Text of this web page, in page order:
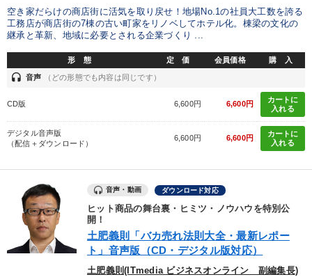
空き家だらけの商店街に活気を取り戻せ！地場No.1の社員大工数を誇る
工務店が商店街の7棟の古い町家をリノベしてホテル化。棟梁の文化の
継承と革新、地域に必要とされる企業づくり ...
形 態 定 価 会員価格 購 入
headset 音声 （どの形態でも内容は同じです）
CD版 6,600円 6,600円
カートに
入れる
デジタル音声版
（配信＋ダウンロード）
6,600円 6,600円
カートに
入れる
音声・動画 ダウンロード対応
ヒット商品の舞台裏・ヒミツ・ノウハウを特別公
開！
土肥義則「バカ売れ法則大全・最新レポー
ト」音声版（CD・デジタル版対応）
土肥義則(ITmedia ビジネスオンライン 副編集長)